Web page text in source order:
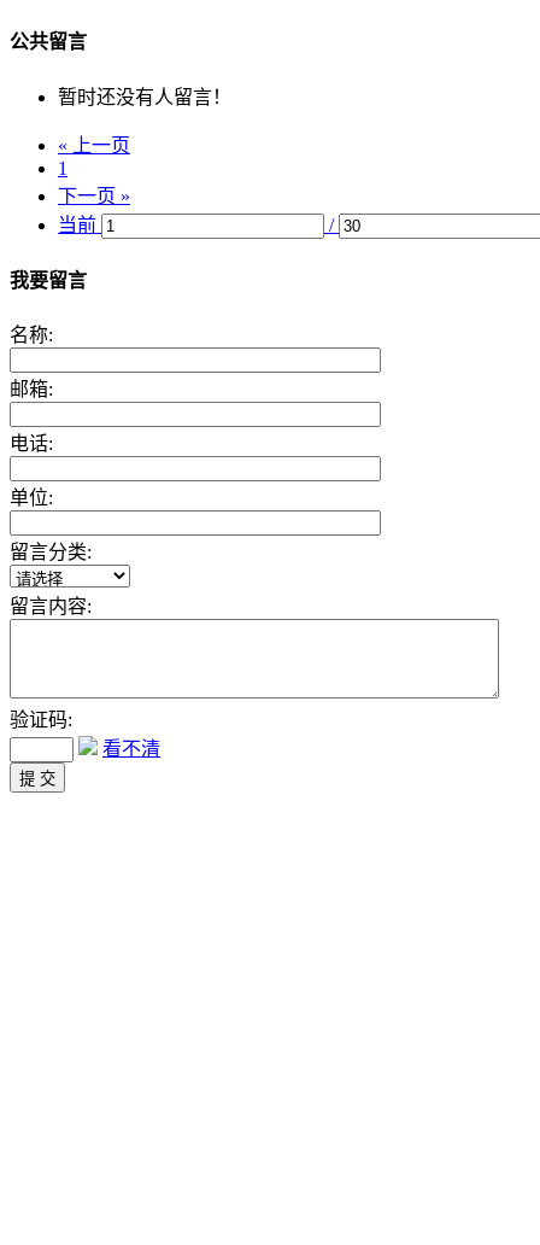
公共留言
暂时还没有人留言！
« 上一页
1
下一页 »
当前
/
我要留言
名称:
邮箱:
电话:
单位:
留言分类:
留言内容:
验证码:
看不清